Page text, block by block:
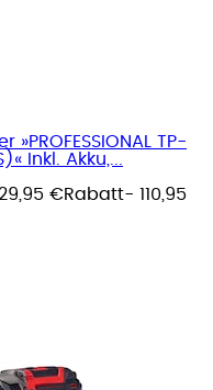
TP-
Inkl. Akku,...
€Rabatt- 110,95